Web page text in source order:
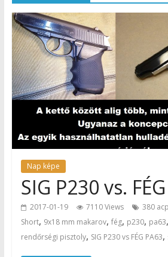
Nap képe
SIG P230 vs.
2017-01-19 7110 Views 380 acp
Short, 9x18 mm makarov, fég, p230, pa63,
rendőrségi pisztoly, SIG P230 vs FÉG PA63,